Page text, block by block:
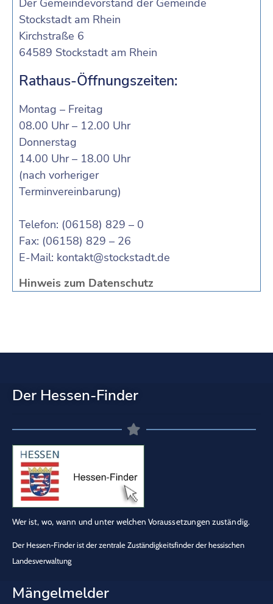
Der Gemeindevorstand der Gemeinde
Stockstadt am Rhein
Kirchstraße 6
64589 Stockstadt am Rhein
Rathaus-Öffnungszeiten:
Montag – Freitag
08.00 Uhr – 12.00 Uhr
Donnerstag
14.00 Uhr – 18.00 Uhr
(nach vorheriger
Terminvereinbarung)
Telefon: (06158) 829 – 0
Fax: (06158) 829 – 26
E-Mail: kontakt@stockstadt.de
Hinweis zum Datenschutz
Der Hessen-Finder
Wer ist, wo, wann und unter welchen Voraussetzungen zuständig.
Der Hessen-Finder ist der zentrale Zuständigkeitsfinder der hessischen
Landesverwaltung
Mängelmelder